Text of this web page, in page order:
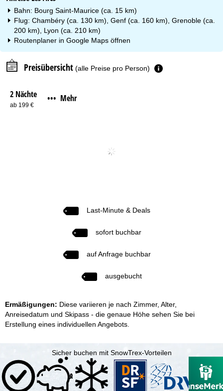
Bahn: Bourg Saint-Maurice (ca. 15 km)
Flug: Chambéry (ca. 130 km), Genf (ca. 160 km), Grenoble (ca.
200 km), Lyon (ca. 210 km)
Routenplaner inGoogle Maps öffnen
Preisübersicht (alle Preise pro Person)
2 Nächte
ab 199 €
••• Mehr
Last-Minute & Deals
sofort buchbar
auf Anfrage buchbar
ausgebucht
Ermäßigungen: Diese variieren je nach Zimmer, Alter,
Anreisedatum und Skipass - die genaue Höhe sehen Sie bei
Erstellung eines individuellen Angebots.
Sicher buchen mit SnowTrex-Vorteilen